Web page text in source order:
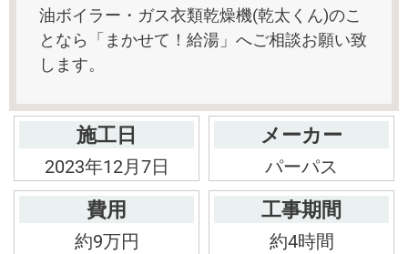
油ボイラー・ガス衣類乾燥機(乾太くん)のこ
となら「まかせて！給湯」へご相談お願い致
します。
施工日
2023年12月7日
メーカー
パーパス
費用
約9万円
工事期間
約4時間